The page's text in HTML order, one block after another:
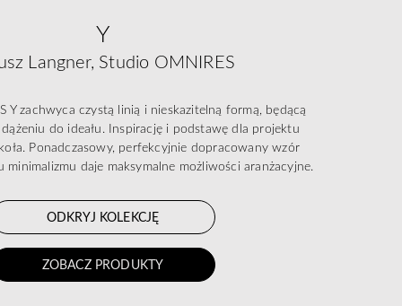
Y
Langner, Studio OMNIRES
Y zachwyca czystą linią i nieskazitelną formą, będącą
do ideału. Inspirację i podstawę dla projektu
Ponadczasowy, perfekcyjnie dopracowany wzór
daje maksymalne możliwości aranżacyjne.
ODKRYJ KOLEKCJĘ
ZOBACZ PRODUKTY